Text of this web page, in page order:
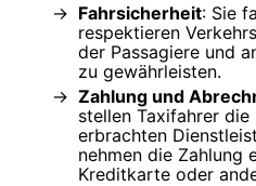
Fahrsicherheit: Sie
respektieren
der Passagiere und
zu gewährleisten.
Zahlung und
stellen Taxifahrer
erbrachten
nehmen die Zahlung
Kreditkarte oder